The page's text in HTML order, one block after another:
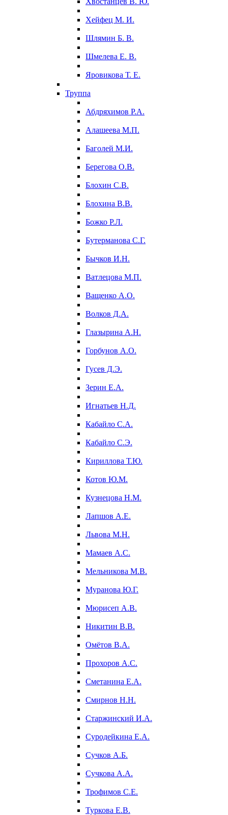
Хейфец М. И.
Шлямин Б. В.
Шмелева Е. В.
Яровикова Т. Е.
Труппа
Абдряхимов Р.А.
Алашеева М.П.
Баголей М.И.
Берегова О.В.
Блохин С.В.
Блохина В.В.
Божко Р.Л.
Бутерманова С.Г.
Бычков И.Н.
Ватлецова М.П.
Ващенко А.О.
Волков Д.А.
Глазырина А.Н.
Горбунов А.О.
Гусев Д.Э.
Зерин Е.А.
Игнатьев Н.Д.
Кабайло С.А.
Кабайло С.Э.
Кириллова Т.Ю.
Котов Ю.М.
Кузнецова Н.М.
Лапшов А.Е.
Львова М.Н.
Мамаев А.С.
Мельникова М.В.
Муранова Ю.Г.
Мюрисеп А.В.
Никитин В.В.
Омётов В.А.
Прохоров А.С.
Сметанина Е.А.
Смирнов Н.Н.
Старжинский И.А.
Суродейкина Е.А.
Сучков А.Б.
Сучкова А.А.
Трофимов С.Е.
Туркова Е.В.